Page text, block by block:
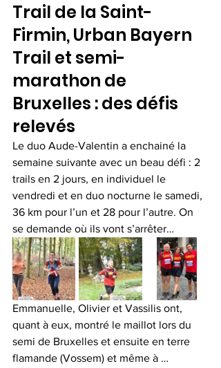
Trail de la Saint-
Firmin, Urban Bayern
Trail et semi-
marathon de
Bruxelles : des défis
relevés
Le duo Aude-Valentin a enchainé la
semaine suivante avec un beau défi : 2
trails en 2 jours, en individuel le
vendredi et en duo nocturne le samedi,
36 km pour l’un et 28 pour l’autre. On
se demande où ils vont s’arrêter…
Emmanuelle, Olivier et Vassilis ont,
quant à eux, montré le maillot lors du
semi de Bruxelles et ensuite en terre
flamande (Vossem) et même à …